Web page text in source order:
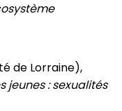
de Lorraine),
jeunes : sexualités